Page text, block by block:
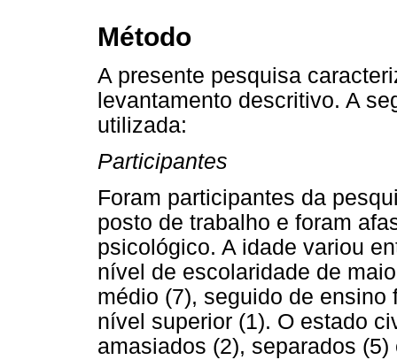
Método
A presente pesquisa
levantamento descritivo. A
utilizada:
Participantes
Foram participantes da
posto de trabalho e foram
psicológico. A idade variou
nível de escolaridade de
médio (7), seguido de
nível superior (1). O estado
amasiados (2), separados